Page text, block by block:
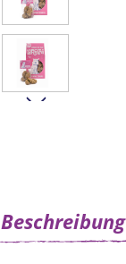
Beschreibung